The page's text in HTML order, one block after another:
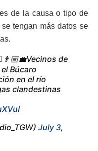
de la causa o tipo de
tengan más datos se
de
Búcaro
en el río
clandestinas
July 3,